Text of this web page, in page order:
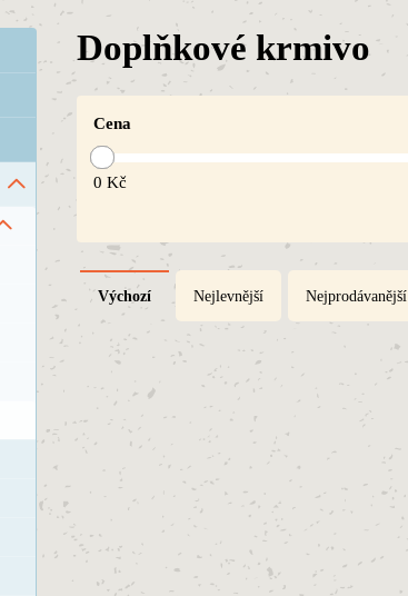
Doplňkové krmivo
Cena
0 Kč
Výchozí Nejlevnější Nejprodávanější